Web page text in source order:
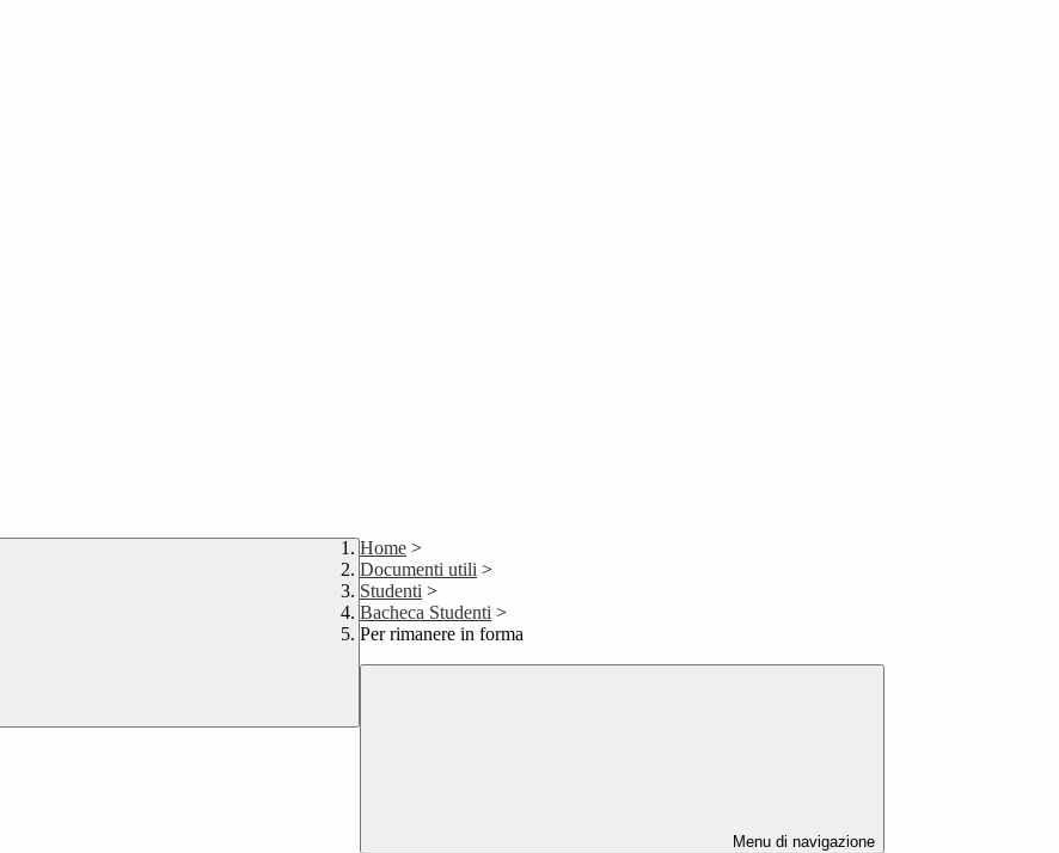
Home >
Documenti utili >
Studenti >
Bacheca Studenti >
Per rimanere in forma
Menu di navigazione